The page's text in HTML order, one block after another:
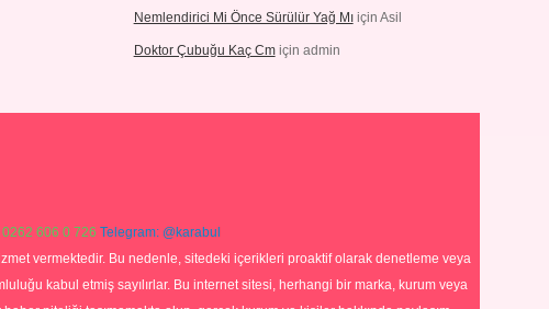
Nemlendirici Mi Önce Sürülür Yağ Mıiçin Asil
Doktor Çubuğu Kaç Cmiçin admin
606 0 726 Telegram: @karabul
vermektedir. Bu nedenle, sitedeki içerikleri proaktif olarak denetleme veya
kabul etmiş sayılırlar. Bu internet sitesi, herhangi bir marka, kurum veya